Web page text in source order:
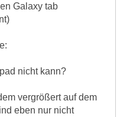
Galaxy tab
nicht kann?
vergrößert auf dem
eben nur nicht